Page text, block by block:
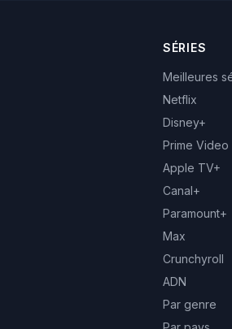
SÉRIES
Meilleures
Netflix
Disney+
Prime Video
Apple TV+
Canal+
Paramount+
Max
Crunchyroll
ADN
Par genre